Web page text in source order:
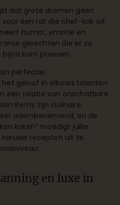
dat grote dromen geen
een rat die chef-kok wil
humor, emotie en
gerechten die er zo
kunt proeven.
perfectie,
geloof in elkaars talenten
een relatie van onschatbare
Remy zijn culinaire
adembenemend, en de
koken” moedigt jullie
recepten uit te
en luxe in